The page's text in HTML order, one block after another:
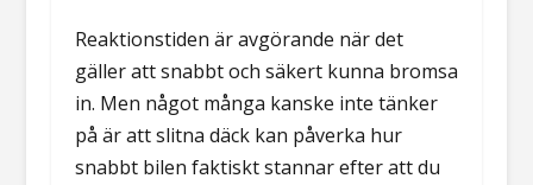
Reaktionstiden är avgörande när det
gäller att snabbt och säkert kunna bromsa
in. Men något många kanske inte tänker
på är att slitna däck kan påverka hur
snabbt bilen faktiskt stannar efter att du